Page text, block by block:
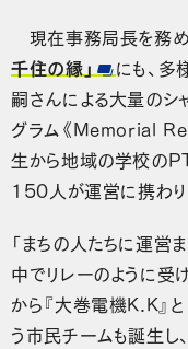
現在事務局長を務
千住の縁」
にも、多
嗣さんによる大量の
グラム《Memorial
生から地域の学校の
150人が運営に携わり
「まちの人たちに運営
中でリレーのように受
から『大巻電機K.K』
う市民チームも誕生し